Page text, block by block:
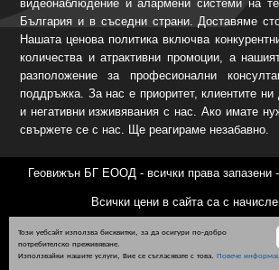
Този уебсайт използва бисквитки, за да осигури по-добро
потребителско преживяване.
Използвайки нашите услуги, Вие се съгласявате с това. Повече
видеонаблюдение и алармени системи на
България и в съседни страни. Доставяме
Нашата ценова политика включва
количества и атрактивни промоции, а
разположение за професионални
поддръжка. За нас е приоритет, клиентите
и негативни изживявания с нас. Ако имате
свържете се с нас. Ще реагираме незабавно.
Геовижън БГ ЕООД - всички права запазени
Всички цени в сайта са с